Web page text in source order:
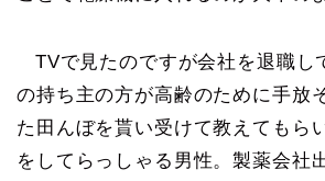
TVで見たのですが会社を退職し
の持ち主の方が高齢のために手放
た田んぼを貰い受けて教えてもら
をしてらっしゃる男性。製薬会社